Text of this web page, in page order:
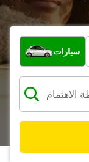
ما نوع المركبة؟
سيارات